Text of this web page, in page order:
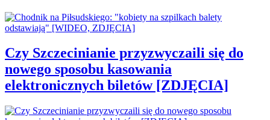
Czy Szczecinianie przyzwyczaili się do
nowego sposobu kasowania
elektronicznych biletów [ZDJĘCIA]